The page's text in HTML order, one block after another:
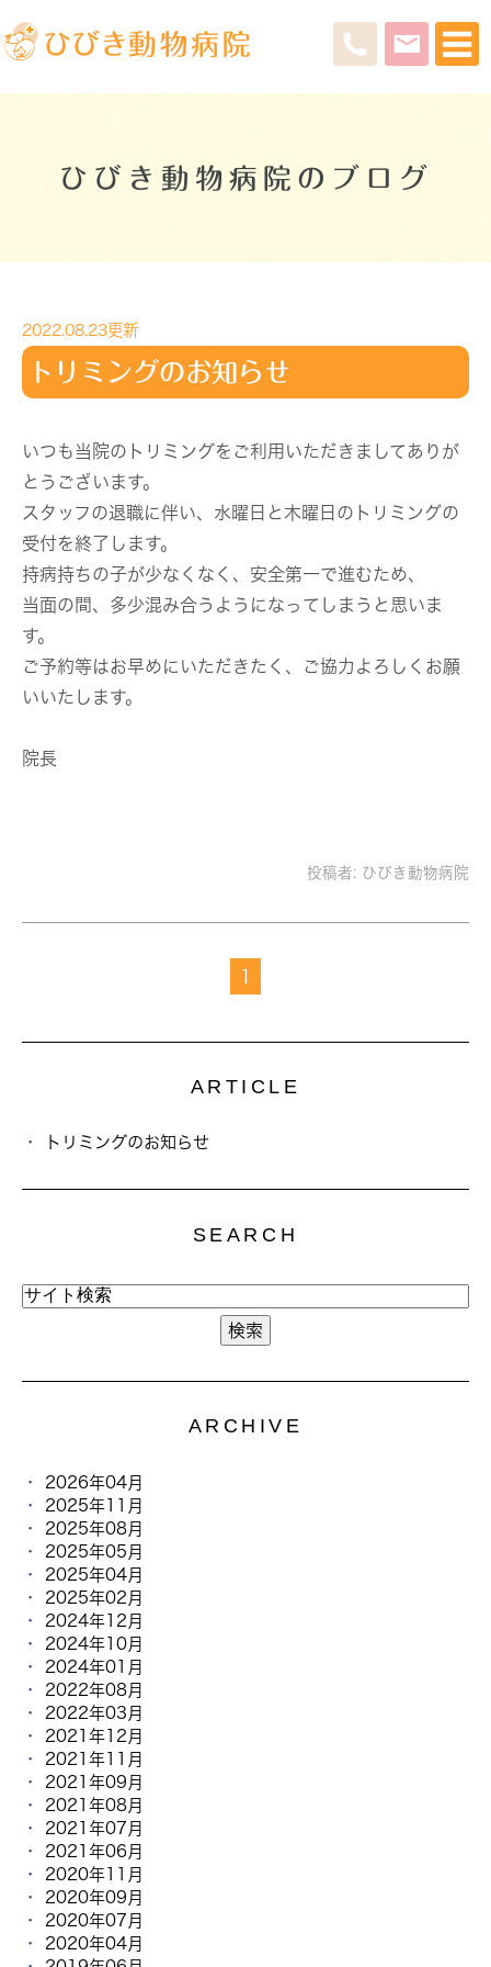
ひびき動物病院のブログ
2022.08.23更新
トリミングのお知らせ
いつも当院のトリミングをご利用いただきましてありが
とうございます。
スタッフの退職に伴い、水曜日と木曜日のトリミングの
受付を終了します。
持病持ちの子が少なくなく、安全第一で進むため、
当面の間、多少混み合うようになってしまうと思いま
す。
ご予約等はお早めにいただきたく、ご協力よろしくお願
いいたします。
院長
投稿者: ひびき動物病院
1
ARTICLE
トリミングのお知らせ
SEARCH
ARCHIVE
2026年04月
2025年11月
2025年08月
2025年05月
2025年04月
2025年02月
2024年12月
2024年10月
2024年01月
2022年08月
2022年03月
2021年12月
2021年11月
2021年09月
2021年08月
2021年07月
2021年06月
2020年11月
2020年09月
2020年07月
2020年04月